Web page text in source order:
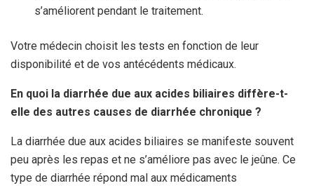
s’améliorent pendant le traitement.
Votre médecin choisit les tests en fonction de leur
disponibilité et de vos antécédents médicaux.
En quoi la diarrhée due aux acides biliaires diffère-t-
elle des autres causes de diarrhée chronique ?
La diarrhée due aux acides biliaires se manifeste souvent
peu après les repas et ne s’améliore pas avec le jeûne. Ce
type de diarrhée répond mal aux médicaments